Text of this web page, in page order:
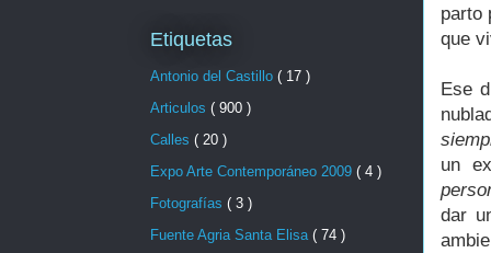
parto
que
Ese
un
dar
Etiquetas
Antonio del Castillo ( 17 )
Articulos ( 900 )
Calles ( 20 )
Expo Arte Contemporáneo 2009 ( 4 )
Fotografías ( 3 )
Fuente Agria Santa Elisa ( 74 )